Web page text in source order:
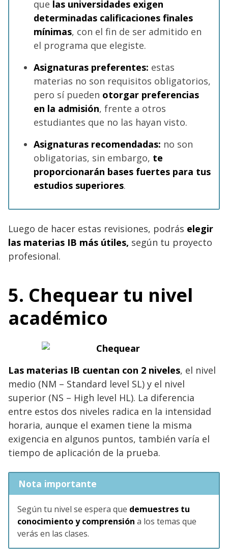
que las universidades exigen
determinadas calificaciones finales
mínimas, con el fin de ser admitido en
el programa que elegiste.
Asignaturas preferentes: estas
materias no son requisitos obligatorios,
pero sí pueden otorgar preferencias
en la admisión, frente a otros
estudiantes que no las hayan visto.
Asignaturas recomendadas: no son
obligatorias, sin embargo, te
proporcionarán bases fuertes para tus
estudios superiores.
Luego de hacer estas revisiones, podrás elegir
las materias IB más útiles, según tu proyecto
profesional.
5. Chequear tu nivel
académico
Las materias IB cuentan con 2 niveles, el nivel
medio (NM – Standard level SL) y el nivel
superior (NS – High level HL). La diferencia
entre estos dos niveles radica en la intensidad
horaria, aunque el examen tiene la misma
exigencia en algunos puntos, también varía el
tiempo de aplicación de la prueba.
Nota importante
Según tu nivel se espera que demuestres tu
conocimiento y comprensión a los temas que
verás en las clases.